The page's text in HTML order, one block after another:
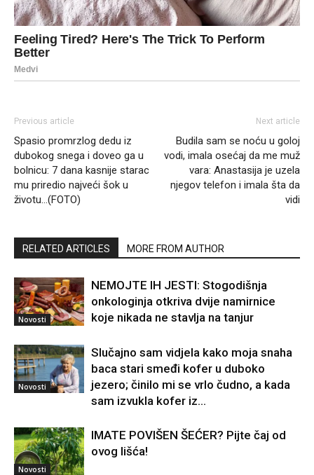
Previous article
Spasio promrzlog dedu iz
dubokog snega i doveo ga u
bolnicu: 7 dana kasnije starac
mu priredio najveći šok u
životu…(FOTO)
Next article
Budila sam se noću u goloj
vodi, imala osećaj da me muž
vara: Anastasija je uzela
njegov telefon i imala šta da
vidi
RELATED ARTICLES MORE FROM AUTHOR
Novosti
NEMOJTE IH JESTI: Stogodišnja
onkologinja otkriva dvije namirnice
koje nikada ne stavlja na tanjur
Novosti
Slučajno sam vidjela kako moja snaha
baca stari smeđi kofer u duboko
jezero; činilo mi se vrlo čudno, a kada
sam izvukla kofer iz...
Novosti
IMATE POVIŠEN ŠEĆER? Pijte čaj od
ovog lišća!